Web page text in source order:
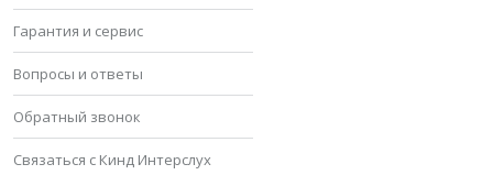
Гарантия и сервис
Вопросы и ответы
Обратный звонок
Связаться с Кинд Интерслух